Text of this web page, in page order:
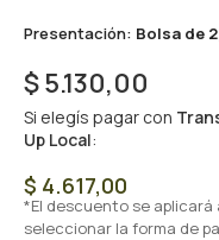
Presentación: Bolsa de
$5.130,00
Si elegís pagar con
Up Local:
$ 4.617,00
*El descuento se
seleccionar la forma de